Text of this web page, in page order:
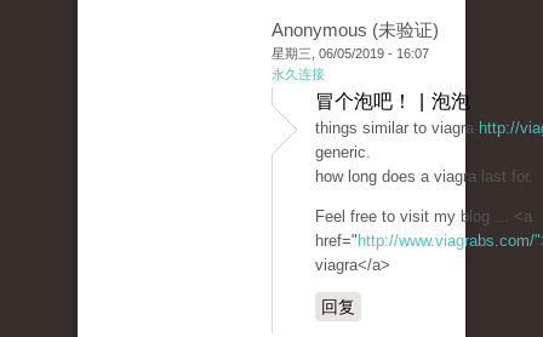
Anonymous (未验证)
星期三, 06/05/2019 - 16:07
永久连接
冒个泡吧！ | 泡泡
things similar to viagra http://
generic.
how long does a viagra last for.
Feel free to visit my blog ... <a
href=" http://www.viagrabs.com/
viagra</a>
回复